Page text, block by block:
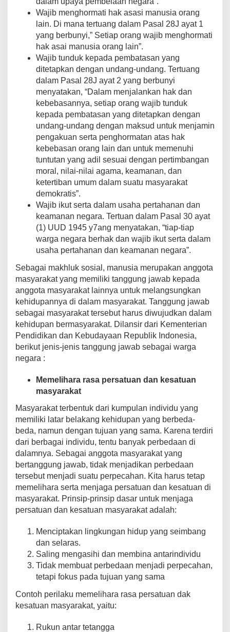
Wajib menghormati hak asasi manusia orang
lain. Di mana tertuang dalam Pasal 28J ayat 1
yang berbunyi,” Setiap orang wajib menghormati
hak asai manusia orang lain”.
Wajib tunduk kepada pembatasan yang
ditetapkan dengan undang-undang. Tertuang
dalam Pasal 28J ayat 2 yang berbunyi
menyatakan, “Dalam menjalankan hak dan
kebebasannya, setiap orang wajib tunduk
kepada pembatasan yang ditetapkan dengan
undang-undang dengan maksud untuk menjamin
pengakuan serta penghormatan atas hak
kebebasan orang lain dan untuk memenuhi
tuntutan yang adil sesuai dengan pertimbangan
moral, nilai-nilai agama, keamanan, dan
ketertiban umum dalam suatu masyarakat
demokratis”.
Wajib ikut serta dalam usaha pertahanan dan
keamanan negara. Tertuan dalam Pasal 30 ayat
(1) UUD 1945 y7ang menyatakan, “tiap-tiap
warga negara berhak dan wajib ikut serta dalam
usaha pertahanan dan keamanan negara”.
Sebagai makhluk sosial, manusia merupakan anggota
masyarakat yang memiliki tanggung jawab kepada
anggota masyarakat lainnya untuk melangsungkan
kehidupannya di dalam masyarakat. Tanggung jawab
sebagai masyarakat tersebut harus diwujudkan dalam
kehidupan bermasyarakat. Dilansir dari Kementerian
Pendidikan dan Kebudayaan Republik Indonesia,
berikut jenis-jenis tanggung jawab sebagai warga
negara :
Memelihara rasa persatuan dan kesatuan
masyarakat
Masyarakat terbentuk dari kumpulan individu yang
memiliki latar belakang kehidupan yang berbeda-
beda, namun dengan tujuan yang sama. Karena terdiri
dari berbagai individu, tentu banyak perbedaan di
dalamnya. Sebagai anggota masyarakat yang
bertanggung jawab, tidak menjadikan perbedaan
tersebut menjadi suatu perpecahan. Kita harus tetap
memelihara serta menjaga persatuan dan kesatuan di
masyarakat. Prinsip-prinsip dasar untuk menjaga
persatuan dan kesatuan masyarakat adalah:
Menciptakan lingkungan hidup yang seimbang
dan selaras.
Saling mengasihi dan membina antarindividu
Tidak membuat perbedaan menjadi perpecahan,
tetapi fokus pada tujuan yang sama
Contoh perilaku memelihara rasa persatuan dak
kesatuan masyarakat, yaitu:
Rukun antar tetangga